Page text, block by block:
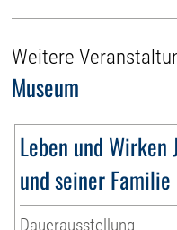
Weitere
Museum
Leben und Wirken
und seiner Familie
Dauerausstellung